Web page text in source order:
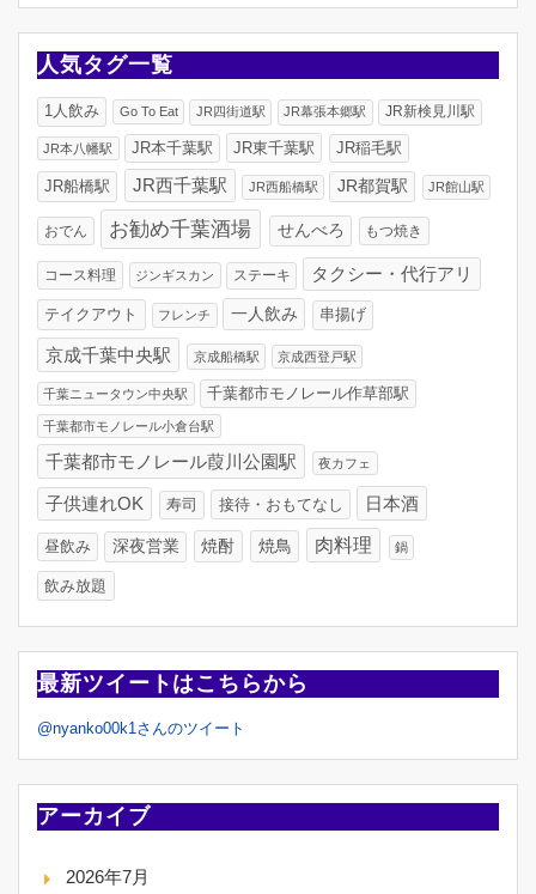
人気タグ一覧
1人飲み Go To Eat JR四街道駅 JR幕張本郷駅 JR新検見川駅
JR本八幡駅 JR本千葉駅 JR東千葉駅 JR稲毛駅
JR船橋駅 JR西千葉駅 JR西船橋駅 JR都賀駅 JR館山駅
おでん お勧め千葉酒場 せんべろ もつ焼き
コース料理 ジンギスカン ステーキ タクシー・代行アリ
テイクアウト フレンチ 一人飲み 串揚げ
京成千葉中央駅 京成船橋駅 京成西登戸駅
千葉ニュータウン中央駅 千葉都市モノレール作草部駅
千葉都市モノレール小倉台駅
千葉都市モノレール葭川公園駅 夜カフェ
子供連れOK 寿司 接待・おもてなし 日本酒
昼飲み 深夜営業 焼酎 焼鳥 肉料理 鍋
飲み放題
最新ツイートはこちらから
@nyanko00k1さんのツイート
アーカイブ
2026年7月